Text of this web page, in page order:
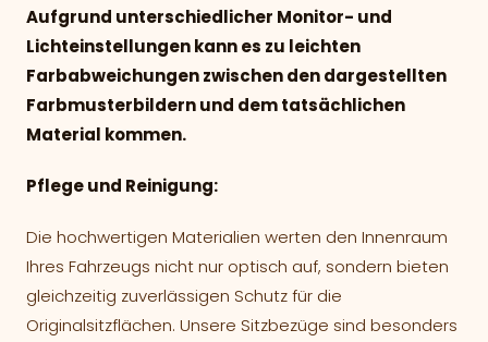
Aufgrund unterschiedlicher Monitor- und
Lichteinstellungen kann es zu leichten
Farbabweichungen zwischen den dargestellten
Farbmusterbildern und dem tatsächlichen
Material kommen.
Pflege und Reinigung:
Die hochwertigen Materialien werten den Innenraum
Ihres Fahrzeugs nicht nur optisch auf, sondern bieten
gleichzeitig zuverlässigen Schutz für die
Originalsitzflächen. Unsere Sitzbezüge sind besonders